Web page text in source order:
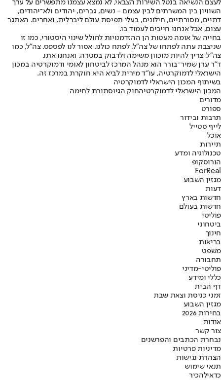
לעצם הנשיאה בנטל השירות הצבאי, לא נמצא עצמנו מתפשרים על ערך
השוויון בין המשרתים לבין עצמם - נשים, גברים, יהודים ולא־יהודים,
דתיים, מסורתיים, חילונים, בעלי תפיסת עולם ליברלית, ואחרים. האתגר
עצום, אבל אנחנו חייבים לעמוד בו.
בחייה של אומה מעטות הן ההזדמנויות לחולל שינוי היסטורי, כמו זו
שניצבת עתה לפתחו של צה"ל, לפתח כולנו. אסור לנו לפספס. צה"ל, כמו
צה"ל, צריך להיות מוכוון משימה ולדבוק במטרה, ואנחנו אתו.
ד"ר ערן שמיר־בורר הוא מנהל המרכז לביטחון לאומי ודמוקרטיה במכון
הישראלי לדמוקרטיה, עו"ד מירית לביא היא חוקרת במרכז זה.
בשיתוף המכון הישראלי לדמוקרטיה
המכון הישראלי לדמוקרטיהחוק הגיוסתורת לחימה
מדורים
ספורט
תרבות ובידור
לייף סטייל
אוכל
תיירות
טכנולוגיה ומדע
הורוסקופ
ForReal
מגזין השבוע
דעות
חדשות בארץ
חדשות בעולם
פוליטי
ביטחוני
חינוך
בריאות
משפט
תחבורה
פוליטי-מדיני
כללי ומידע
דף הבית
זמני כניסת וצאת שבת
מגזין השבוע
בחירות 2026
אודות
צור קשר
נבחרת הכתבים והפרשנים
מדיניות פרטיות
הצהרת נגישות
תנאי שימוש
כדאילהכיר